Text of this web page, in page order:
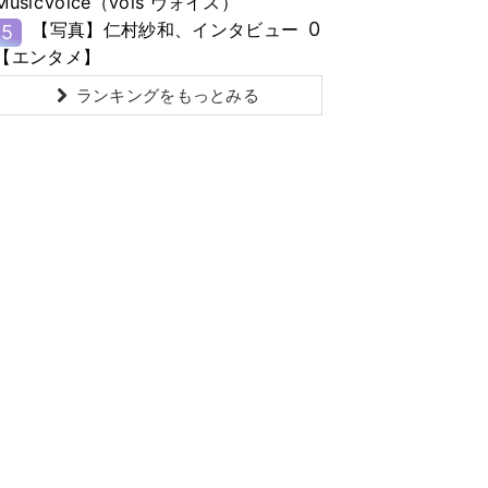
5
【写真】仁村紗和、インタビュー
【エンタメ】
0
ランキングをもっとみる